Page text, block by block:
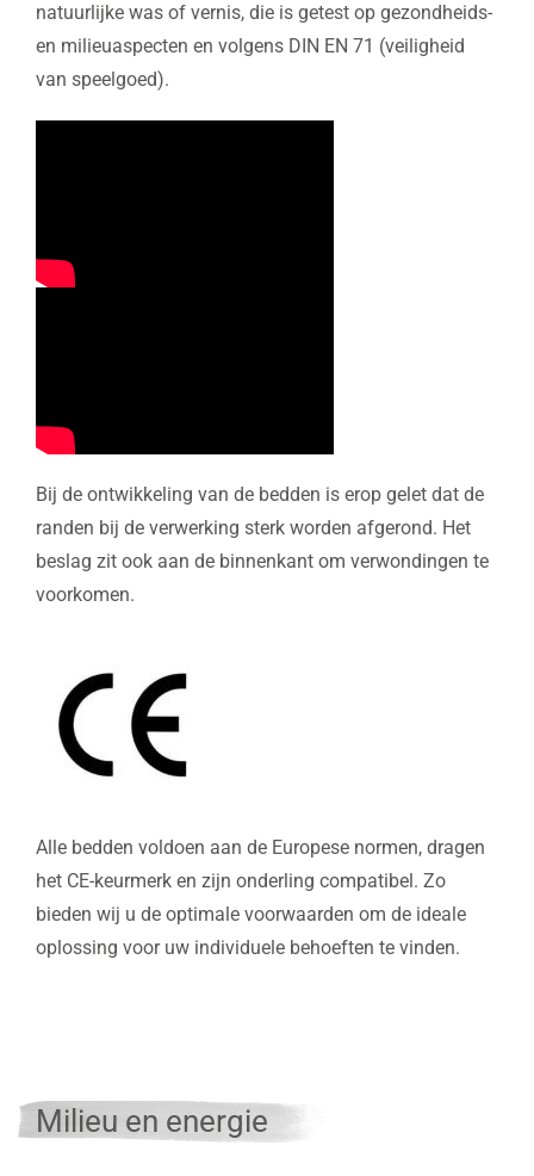
natuurlijke was of vernis, die is getest op gezondheids-
en milieuaspecten en volgens DIN EN 71 (veiligheid
van speelgoed).
Bij de ontwikkeling van de bedden is erop gelet dat de
randen bij de verwerking sterk worden afgerond. Het
beslag zit ook aan de binnenkant om verwondingen te
voorkomen.
Alle bedden voldoen aan de Europese normen, dragen
het CE-keurmerk en zijn onderling compatibel. Zo
bieden wij u de optimale voorwaarden om de ideale
oplossing voor uw individuele behoeften te vinden.
Milieu en energie